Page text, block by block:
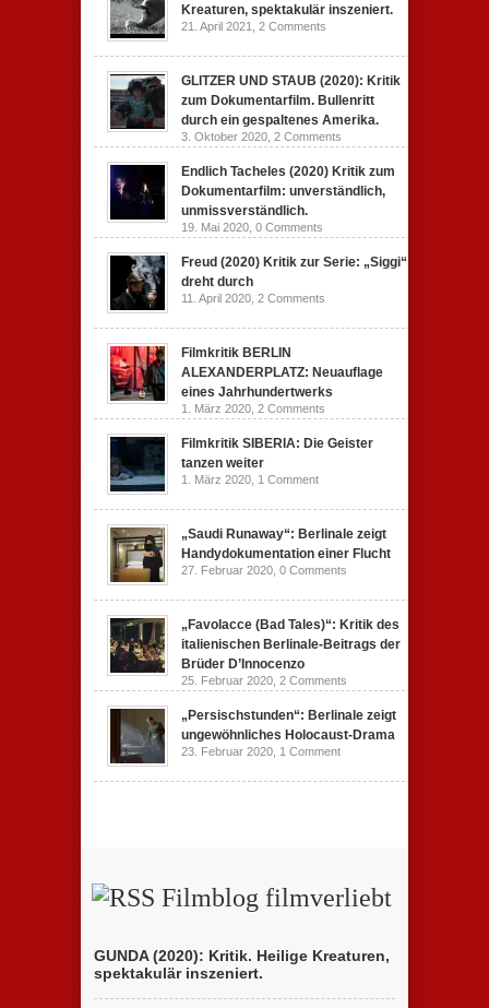
Kreaturen, spektakulär inszeniert.
21. April 2021, 2 Comments
GLITZER UND STAUB (2020): Kritik
zum Dokumentarfilm. Bullenritt
durch ein gespaltenes Amerika.
3. Oktober 2020, 2 Comments
Endlich Tacheles (2020) Kritik zum
Dokumentarfilm: unverständlich,
unmissverständlich.
19. Mai 2020, 0 Comments
Freud (2020) Kritik zur Serie: „Siggi“
dreht durch
11. April 2020, 2 Comments
Filmkritik BERLIN
ALEXANDERPLATZ: Neuauflage
eines Jahrhundertwerks
1. März 2020, 2 Comments
Filmkritik SIBERIA: Die Geister
tanzen weiter
1. März 2020, 1 Comment
„Saudi Runaway“: Berlinale zeigt
Handydokumentation einer Flucht
27. Februar 2020, 0 Comments
„Favolacce (Bad Tales)“: Kritik des
italienischen Berlinale-Beitrags der
Brüder D’Innocenzo
25. Februar 2020, 2 Comments
„Persischstunden“: Berlinale zeigt
ungewöhnliches Holocaust-Drama
23. Februar 2020, 1 Comment
Filmblog filmverliebt
GUNDA (2020): Kritik. Heilige Kreaturen,
spektakulär inszeniert.